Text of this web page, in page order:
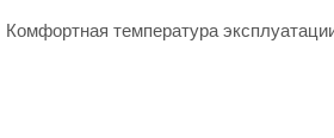
Комфортная температура